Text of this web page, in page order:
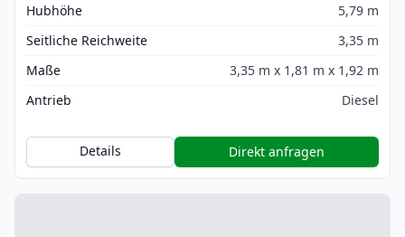
Hubhöhe
5,79 m
Seitliche Reichweite
3,35 m
Maße
3,35 m x 1,81 m x 1,92 m
Antrieb
Diesel
Details Direkt anfragen